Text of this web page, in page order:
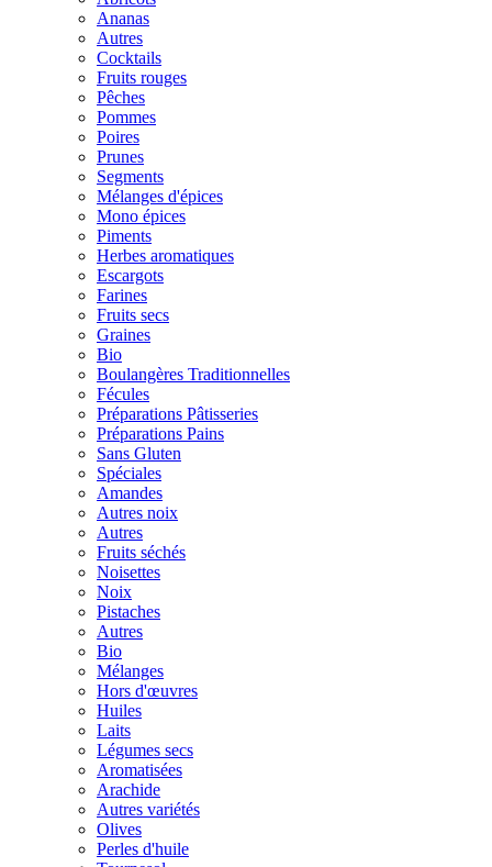
Ananas
Autres
Cocktails
Fruits rouges
Pêches
Pommes
Poires
Prunes
Segments
Mélanges d'épices
Mono épices
Piments
Herbes aromatiques
Escargots
Farines
Fruits secs
Graines
Bio
Boulangères Traditionnelles
Fécules
Préparations Pâtisseries
Préparations Pains
Sans Gluten
Spéciales
Amandes
Autres noix
Autres
Fruits séchés
Noisettes
Noix
Pistaches
Autres
Bio
Mélanges
Hors d'œuvres
Huiles
Laits
Légumes secs
Aromatisées
Arachide
Autres variétés
Olives
Perles d'huile